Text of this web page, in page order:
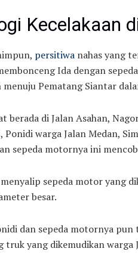
Kecelakaan
persitiwa nahas yang
Ida dengan
menuju Pematang Siantar
berada di Jalan Asahan,
warga Jalan Medan,
sepeda motornya ini
sepeda motor yang
besar.
dan sepeda motornya
truk yang dikemudikan warga